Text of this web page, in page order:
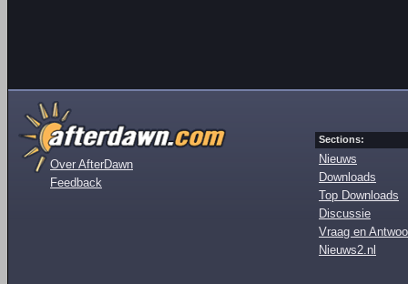
Over AfterDawn
Feedback
Sections:
Nieuws
Downloads
Top Downloads
Discussie
Vraag en
Nieuws2.nl